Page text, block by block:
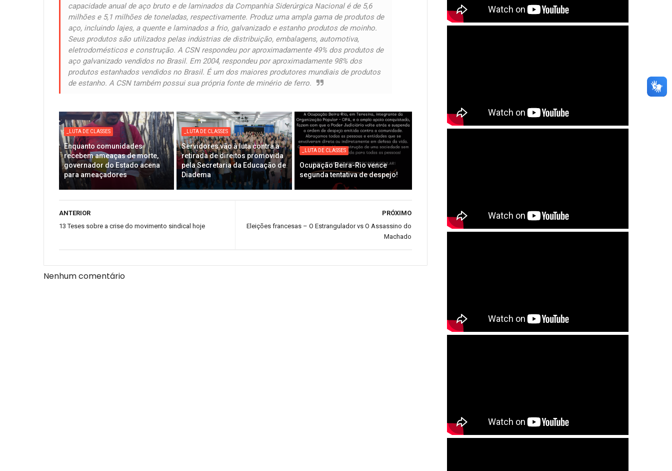
capacidade anual de aço bruto e de laminados da Companhia Siderúrgica Nacional é de 5,6
milhões e 5,1 milhões de toneladas, respectivamente. Produz uma ampla gama de produtos de
aço, incluindo lajes, a quente e laminados a frio, galvanizado e estanho produtos de moinho.
Seus produtos são utilizados pelas indústrias de distribuição, embalagens, automotiva,
eletrodomésticos e construção. A CSN respondeu por aproximadamente 49% dos produtos de
aço galvanizado vendidos no Brasil. Em 2004, respondeu por aproximadamente 98% dos
produtos estanhados vendidos no Brasil. É um dos maiores produtores mundiais de produtos
de estanho. A CSN também possui sua própria fonte de minério de ferro.
_LUTA DE CLASSES
Enquanto comunidades
recebem ameaças de morte,
governador do Estado acena
para ameaçadores
_LUTA DE CLASSES
Servidores vão à luta contra a
retirada de direitos promovida
pela Secretaria da Educação de
Diadema
_LUTA DE CLASSES
Ocupação Beira-Rio vence
segunda tentativa de despejo!
PRÓXIMO
Eleições francesas – O Estrangulador vs O Assassino do
Machado
ANTERIOR
13 Teses sobre a crise do movimento sindical hoje
Nenhum comentário